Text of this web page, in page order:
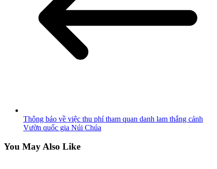
Thông báo về việc thu phí tham quan danh lam thắng cảnh
Vườn quốc gia Núi Chúa
You May Also Like